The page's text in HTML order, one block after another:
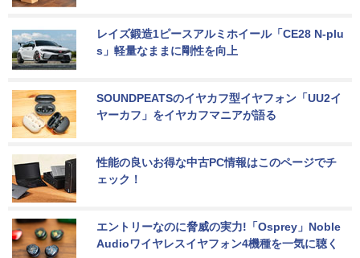
レイズ鍛造1ピースアルミホイール「CE28 N-plu
s」軽量なままに剛性を向上
SOUNDPEATSのイヤカフ型イヤフォン「UU2イ
ヤーカフ」をイヤカフマニアが語る
性能の良いお得な中古PC情報はこのページでチ
ェック！
エントリーなのに脅威の実力!「Osprey」Noble
Audioワイヤレスイヤフォン4機種を一気に聴く